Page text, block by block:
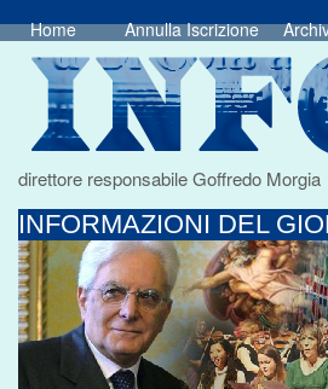
Home Annulla Iscrizione
direttore responsabile Goffredo Morgia
INFORMAZIONI DEL